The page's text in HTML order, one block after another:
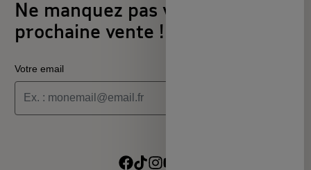
Ne manquez pas votre
prochaine vente !
Votre email
Je souhaite recevoir les alertes des ventes découvertes du